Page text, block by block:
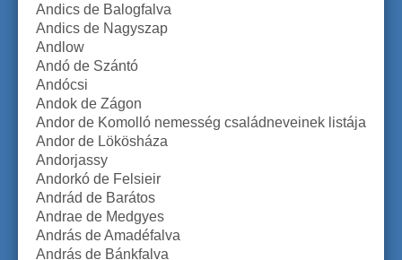
Andics de Balogfalva
Andics de Nagyszap
Andlow
Andó de Szántó
Andócsi
Andok de Zágon
Andor de Komolló nemesség családneveinek listája
Andor de Lökösháza
Andorjassy
Andorkó de Felsieir
Andrád de Barátos
Andrae de Medgyes
András de Amadéfalva
András de Bánkfalva